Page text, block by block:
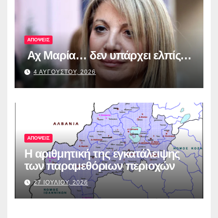
λογοδοσία»
ΑΠΟΨΕΙΣ
Αχ Μαρία… δεν υπάρχει ελπίς…
4 ΑΥΓΟΥΣΤΟΥ, 2026
ΑΠΟΨΕΙΣ
Η αριθμητική της εγκατάλειψης
των παραμεθόριων περιοχών
27 ΙΟΥΛΙΟΥ, 2026